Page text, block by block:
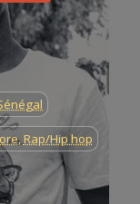
, Rap/Hip hop